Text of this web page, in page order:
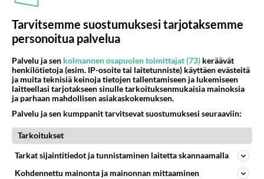
Eräskin käyttää tietämme, vaikka oma tiensä on
palstansa toisella laidalla.
Äänestä
tientekoon
2008-11-07 19:21:39
Tietoimitus maksaa helposti tonnin, riippuen
tapauksesta ja ympärivuotisen metsäautotien
pohjan teko noin 1000e/200m.
Kulutuskerroksesta, murske 50mm, joutuu
maksamaan n 13 euroa kuutiolta. Noilla hinnoilla
Tarvitsemme suostumuksesi tarjotaksemme
personoitua palvelua
Palvelu ja sen kolmannen osapuolen toimittajat (73) keräävät
henkilötietoja (esim. IP-osoite tai laitetunniste) käyttäen evästeitä
ja muita teknisiä keinoja tietojen tallentamiseen ja lukemiseen
laitteellasi tarjotakseen sinulle tarkoituksenmukaisia mainoksia
ja parhaan mahdollisen asiakaskokemuksen.
Palvelu ja sen kumppanit tarvitsevat suostumuksesi seuraaviin:
Tarkoitukset
Tarkat sijaintitiedot ja tunnistaminen laitetta skannaamalla
Kohdennettu mainonta ja mainonnan mittaaminen